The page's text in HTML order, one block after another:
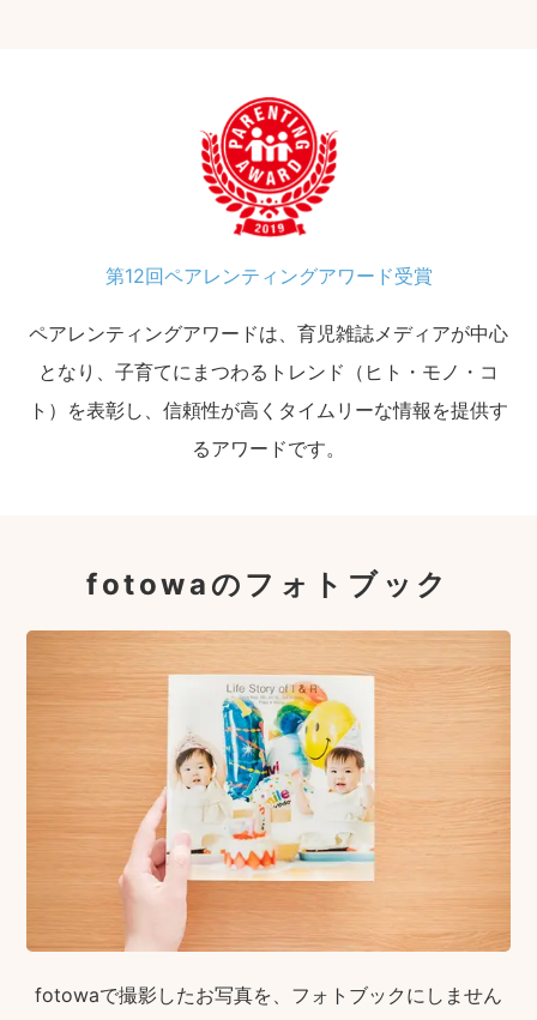
第12回ペアレンティングアワード受賞
ペアレンティングアワードは、育児雑誌メディアが中心
となり、子育てにまつわるトレンド（ヒト・モノ・コ
ト）を表彰し、信頼性が高くタイムリーな情報を提供す
るアワードです。
fotowaのフォトブック
fotowaで撮影したお写真を、フォトブックにしません